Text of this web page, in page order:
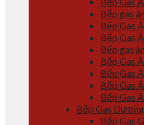
Bếp gas
Bếp Gas
Bếp Gas
Bếp gas
Bếp Gas
Bếp Gas
Bếp Gas
Bếp Gas
Bếp Gas Dương
Bếp Gas